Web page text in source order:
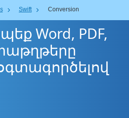
Swift Conversion
Word, PDF,